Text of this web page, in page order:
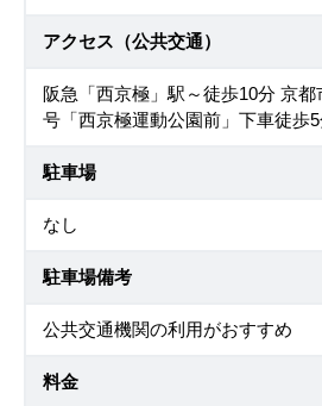
アクセス（公共交通）
阪急「西京極」駅～徒歩10分 京
号「西京極運動公園前」下車徒歩
駐車場
なし
駐車場備考
公共交通機関の利用がおすすめ
料金